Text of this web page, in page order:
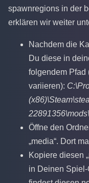
spawnregions in der
erklären wir weiter
Nachdem die
Du diese in
folgendem Pfad
variieren):
Öffne den
„media“. Dort
Kopiere diesen
in Deinen